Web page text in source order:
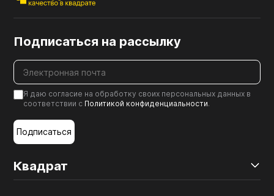
Квадрат
Подписаться на рассылку
Я даю согласие на обработку своих персональных данных в
соответствии с Политикой конфиденциальности.
Подписаться